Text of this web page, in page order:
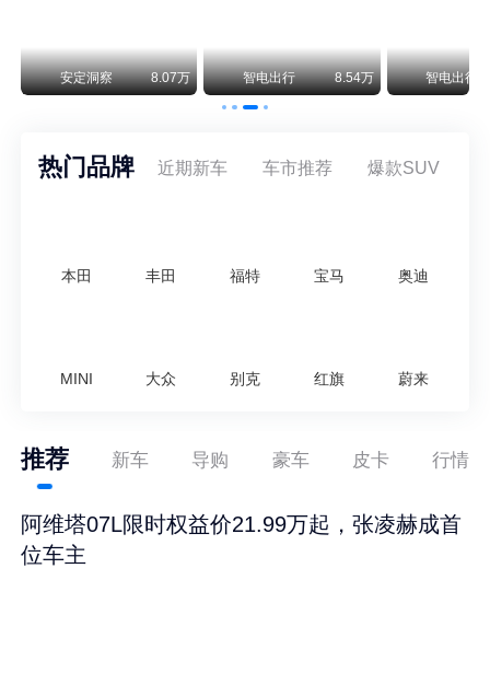
安定洞察 8.07万 智电出行 8.54万 智电出行
热门品牌 近期新车 车市推荐 爆款SUV
本田 丰田 福特 宝马 奥迪
MINI 大众 别克 红旗 蔚来
推荐 新车 导购 豪车 皮卡 行情
阿维塔07L限时权益价21.99万起，张凌赫成首
位车主